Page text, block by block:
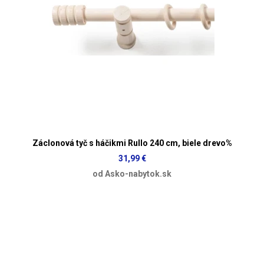
Záclonová tyč s háčikmi Rullo 240 cm, biele drevo%
31,99 €
od Asko-nabytok.sk